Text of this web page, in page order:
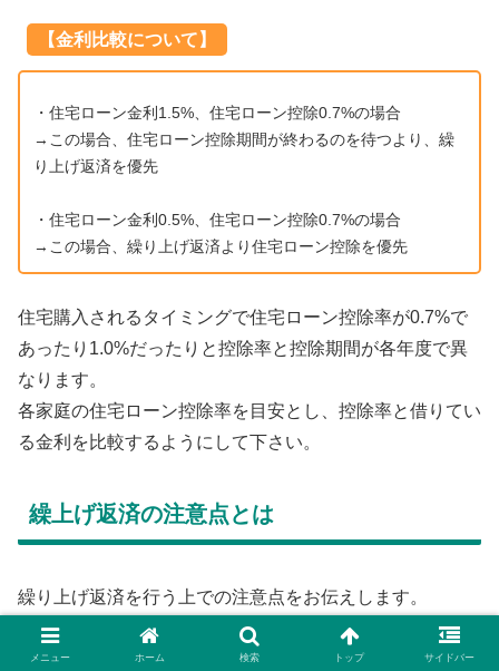
【金利比較について】
・住宅ローン金利1.5%、住宅ローン控除0.7%の場合
→この場合、住宅ローン控除期間が終わるのを待つより、繰
り上げ返済を優先
・住宅ローン金利0.5%、住宅ローン控除0.7%の場合
→この場合、繰り上げ返済より住宅ローン控除を優先
住宅購入されるタイミングで住宅ローン控除率が0.7%で
あったり1.0%だったりと控除率と控除期間が各年度で異
なります。
各家庭の住宅ローン控除率を目安とし、控除率と借りてい
る金利を比較するようにして下さい。
繰上げ返済の注意点とは
繰り上げ返済を行う上での注意点をお伝えします。
「貯金が貯まったから早速繰り上げ返済をしよう」
では上手に、お得に繰り上げ返済をすることはできませ
メニュー ホーム 検索 トップ サイドバー